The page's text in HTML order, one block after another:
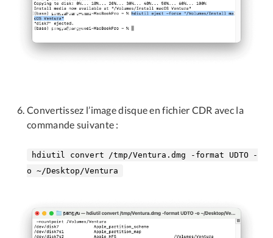
Convertissez l’image disque en fichier CDR avec la
commande suivante :
hdiutil convert /tmp/Ventura.dmg -format UDTO -
o ~/Desktop/Ventura